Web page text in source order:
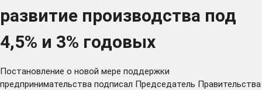
развитие производства под
4,5% и 3% годовых
Постановление о новой мере поддержки
предпринимательства подписал Председатель Правительства